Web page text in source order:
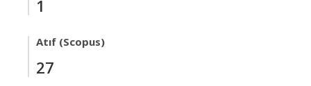
1
Atıf (Scopus)
27